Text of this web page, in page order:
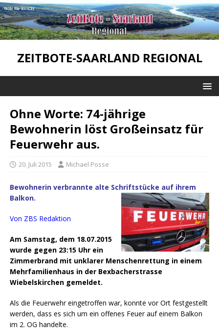
ZEITBOTE-SAARLAND REGIONAL
Ohne Worte: 74-jährige
Bewohnerin löst Großeinsatz für
Feuerwehr aus.
20. Juli 2015 Michael Posse
Bewohnerin verbrannte alte Schriftstücke auf ihrem
Balkon.
Von ZBS Redaktion
Am Samstag, dem 18.07.2015
wurde gegen 23:15 Uhr ein
Zimmerbrand mit unklarer Menschenrettung in einem
Mehrfamilienhaus in der Bexbacherstrasse
Wiebelskirchen gemeldet.
Als die Feuerwehr eingetroffen war, konnte vor Ort festgestellt
werden, dass es sich um ein offenes Feuer auf einem Balkon
im 2. OG handelte.